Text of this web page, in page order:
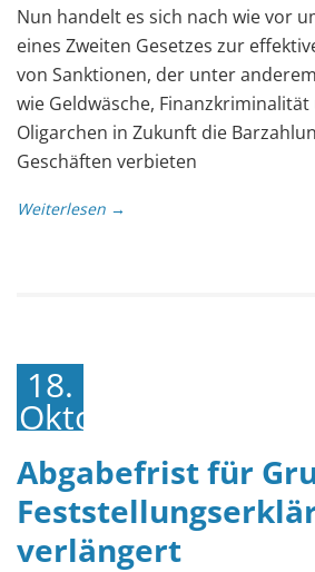
Nun handelt es sich nach wie vor
eines Zweiten Gesetzes zur
von Sanktionen, der unter
wie Geldwäsche,
Oligarchen in Zukunft die
Geschäften verbieten
Weiterlesen →
18.
Oktober
2022
Abgabefrist für
verlängert